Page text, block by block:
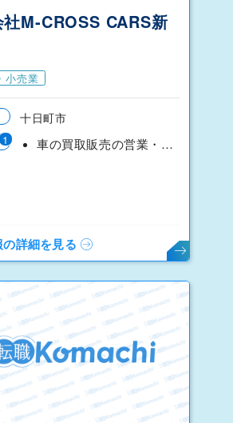
M‐CROSS CARS新
小売業
十日町市
1 車の買取販売の営業・それに伴う業務
詳細を見る